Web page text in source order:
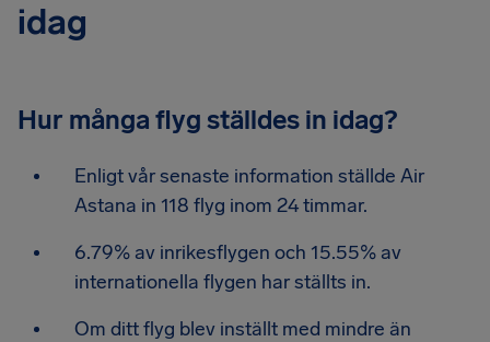
idag
Hur många flyg ställdes in idag?
Enligt vår senaste information ställde Air
Astana in 118 flyg inom 24 timmar.
6.79% av inrikesflygen och 15.55% av
internationella flygen har ställts in.
Om ditt flyg blev inställt med mindre än